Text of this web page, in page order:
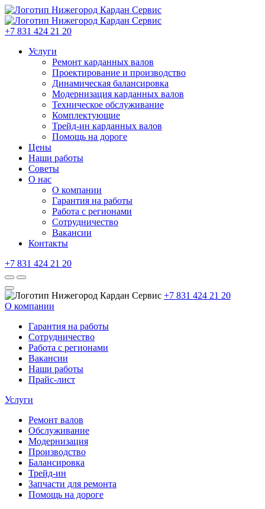
+7 831 424 21 20
Услуги
Ремонт карданных валов
Проектирование и производство
Динамическая балансировка
Модернизация карданных валов
Техническое обслуживание
Комплектующие
Трейд-ин карданных валов
Помощь на дороге
Цены
Наши работы
Советы
О нас
О компании
Гарантия на работы
Работа с регионами
Сотрудничество
Вакансии
Контакты
+7 831 424 21 20
+7 831 424 21 20
О компании
Гарантия на работы
Сотрудничество
Работа с регионами
Вакансии
Наши работы
Прайс-лист
Услуги
Ремонт валов
Обслуживание
Модернизация
Производство
Балансировка
Трейд-ин
Запчасти для ремонта
Помощь на дороге